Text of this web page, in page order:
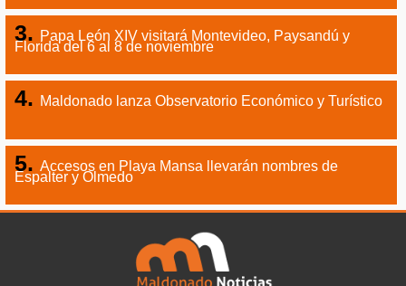
Papa León XIV visitará Montevideo, Paysandú y
Florida del 6 al 8 de noviembre
Maldonado lanza Observatorio Económico y Turístico
Accesos en Playa Mansa llevarán nombres de
Espalter y Olmedo